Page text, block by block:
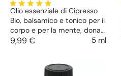
Olio essenziale di Cipresso
Bio, balsamico e tonico per il
corpo e per la mente, dona
equilibrio emotivo. Nei
contrasta la ritenzione dei
9,99 € 5 ml